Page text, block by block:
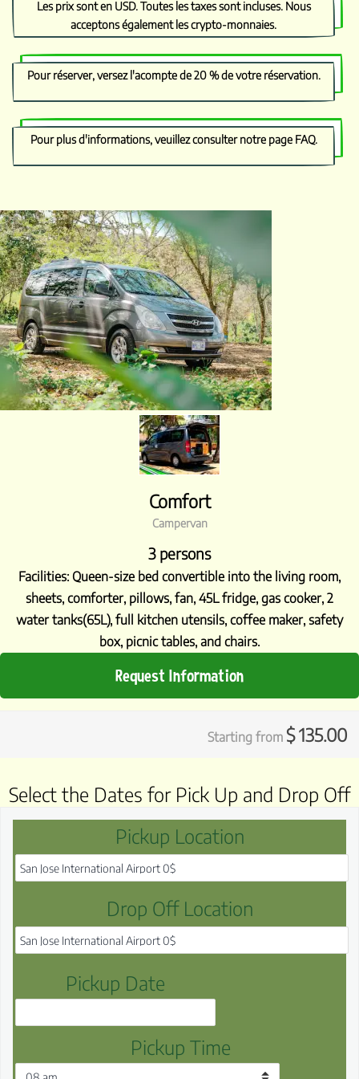
Les prix sont en USD. Toutes les taxes sont incluses. Nous
acceptons également les crypto-monnaies.
Pour réserver, versez l'acompte de 20 % de votre réservation.
Pour plus d'informations, veuillez consulter notre page FAQ.
Comfort
Campervan
3 persons
Facilities: Queen-size bed convertible into the living room,
sheets, comforter, pillows, fan, 45L fridge, gas cooker, 2
water tanks(65L), full kitchen utensils, coffee maker, safety
box, picnic tables, and chairs.
Request Information
Starting from $135.00
Select the Dates for Pick Up and Drop Off
Pickup Location
Drop Off Location
Pickup Date
Pickup Time